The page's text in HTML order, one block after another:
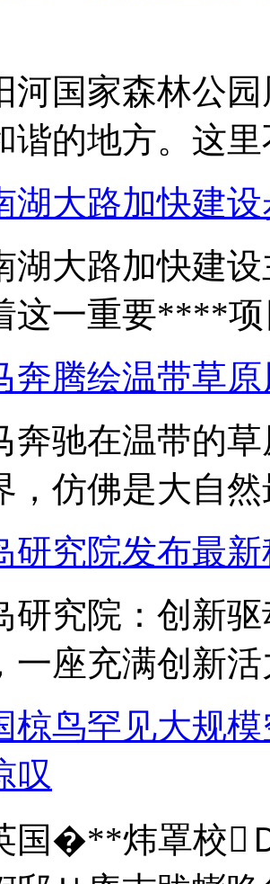
河国家森林公
谐的地方。这
湖大路加快建
湖大路加快建
这一重要****项
奔腾绘温带草
奔驰在温带的
，仿佛是大自
研究院发布最
研究院：创新
一座充满创新
椋鸟罕见大规
叹
国�**炜罩校